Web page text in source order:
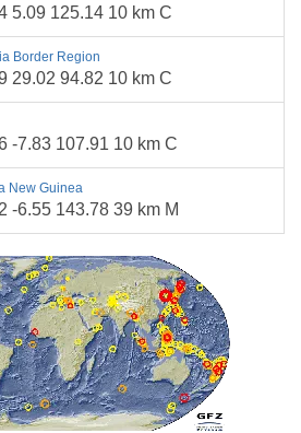
5.09 125.14 10 km C
Border Region
29.02 94.82 10 km C
-7.83 107.91 10 km C
New Guinea
-6.55 143.78 39 km M